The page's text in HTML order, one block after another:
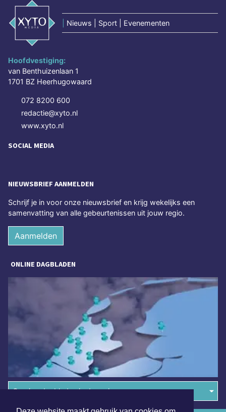
Nieuws | Sport | Evenementen
Hoofdvestiging:
van Benthuizenlaan 1
1701 BZ Heerhugowaard
072 8200 600
redactie@xyto.nl
www.xyto.nl
SOCIAL MEDIA
NIEUWSBRIEF AANMELDEN
Schrijf je in voor onze nieuwsbrief en krijg wekelijks een
samenvatting van alle gebeurtenissen uit jouw regio.
Aanmelden
ONLINE DAGBLADEN
Overige dagbladen in de regio